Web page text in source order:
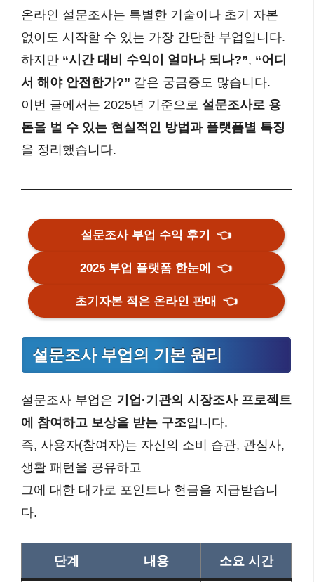
온라인 설문조사는 특별한 기술이나 초기 자본
없이도 시작할 수 있는 가장 간단한 부업입니다.
하지만 “시간 대비 수익이 얼마나 되나?”, “어디
서 해야 안전한가?” 같은 궁금증도 많습니다.
이번 글에서는 2025년 기준으로 설문조사로 용
돈을 벌 수 있는 현실적인 방법과 플랫폼별 특징
을 정리했습니다.
설문조사 부업 수익 후기👈
2025 부업 플랫폼 한눈에👈
초기자본 적은 온라인 판매👈
설문조사 부업의 기본 원리
설문조사 부업은 기업·기관의 시장조사 프로젝트
에 참여하고 보상을 받는 구조입니다.
즉, 사용자(참여자)는 자신의 소비 습관, 관심사,
생활 패턴을 공유하고
그에 대한 대가로 포인트나 현금을 지급받습니
다.
단계 내용 소요 시간